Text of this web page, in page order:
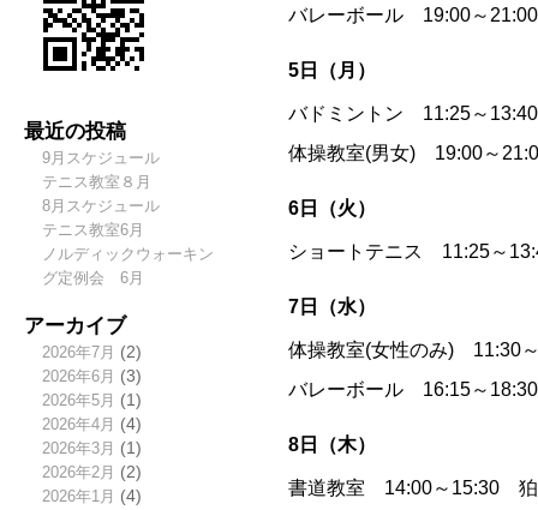
最近の投稿
9月スケジュール
テニス教室８月
8月スケジュール
テニス教室6月
ノルディックウォーキン
グ定例会 6月
アーカイブ
2026年7月 (2)
2026年6月 (3)
2026年5月 (1)
2026年4月 (4)
2026年3月 (1)
2026年2月 (2)
2026年1月 (4)
バレーボール 19:00～
5日（月）
バドミントン 11:25～
体操教室(男女) 19:00～
6日（火）
ショートテニス 11:25～
7日（水）
体操教室(女性のみ) 11:30
バレーボール 16:15～
8日（木）
書道教室 14:00～15:30 狛